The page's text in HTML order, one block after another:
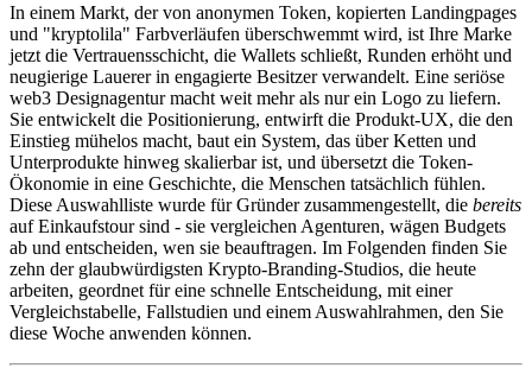
In einem Markt, der von anonymen Token, kopierten Landingpages
und "kryptolila" Farbverläufen überschwemmt wird, ist Ihre Marke
jetzt die Vertrauensschicht, die Wallets schließt, Runden erhöht und
neugierige Lauerer in engagierte Besitzer verwandelt. Eine seriöse
web3 Designagentur macht weit mehr als nur ein Logo zu liefern.
Sie entwickelt die Positionierung, entwirft die Produkt-UX, die den
Einstieg mühelos macht, baut ein System, das über Ketten und
Unterprodukte hinweg skalierbar ist, und übersetzt die Token-
Ökonomie in eine Geschichte, die Menschen tatsächlich fühlen.
Diese Auswahlliste wurde für Gründer zusammengestellt, die bereits
auf Einkaufstour sind - sie vergleichen Agenturen, wägen Budgets
ab und entscheiden, wen sie beauftragen. Im Folgenden finden Sie
zehn der glaubwürdigsten Krypto-Branding-Studios, die heute
arbeiten, geordnet für eine schnelle Entscheidung, mit einer
Vergleichstabelle, Fallstudien und einem Auswahlrahmen, den Sie
diese Woche anwenden können.